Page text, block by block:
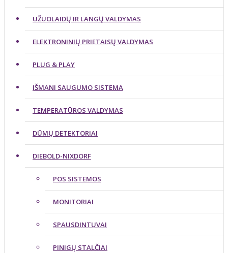
UŽUOLAIDŲ IR LANGŲ VALDYMAS
ELEKTRONINIŲ PRIETAISŲ VALDYMAS
PLUG & PLAY
IŠMANI SAUGUMO SISTEMA
TEMPERATŪROS VALDYMAS
DŪMŲ DETEKTORIAI
DIEBOLD-NIXDORF
POS SISTEMOS
MONITORIAI
SPAUSDINTUVAI
PINIGŲ STALČIAI